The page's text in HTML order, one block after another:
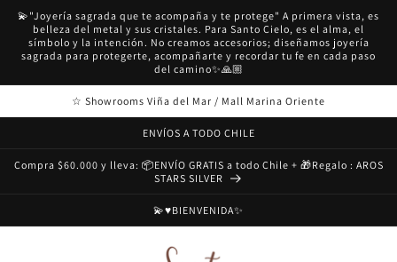
directamente
al contenido
💫"Joyería sagrada que te acompaña y te protege" A primera vista, es
belleza del metal y sus cristales. Para Santo Cielo, es el alma, el
símbolo y la intención. No creamos accesorios; diseñamos joyería
sagrada para protegerte, acompañarte y recordar tu fe en cada paso
del camino✨🙏🏼
☆ Showrooms Viña del Mar / Mall Marina Oriente
ENVÍOS A TODO CHILE
Compra $60.000 y lleva: 📦ENVÍO GRATIS a todo Chile + 🎁Regalo : AROS
STARS SILVER
💫♥️BIENVENIDA✨